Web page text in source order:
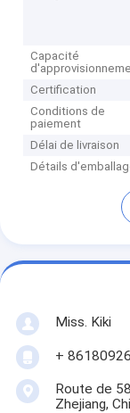
Capacité
Certification
Conditions de
paiement
Délai de livraison
Détails
Miss. Kiki
+
Route de
Zhejiang,